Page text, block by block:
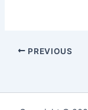
PREVIOUS